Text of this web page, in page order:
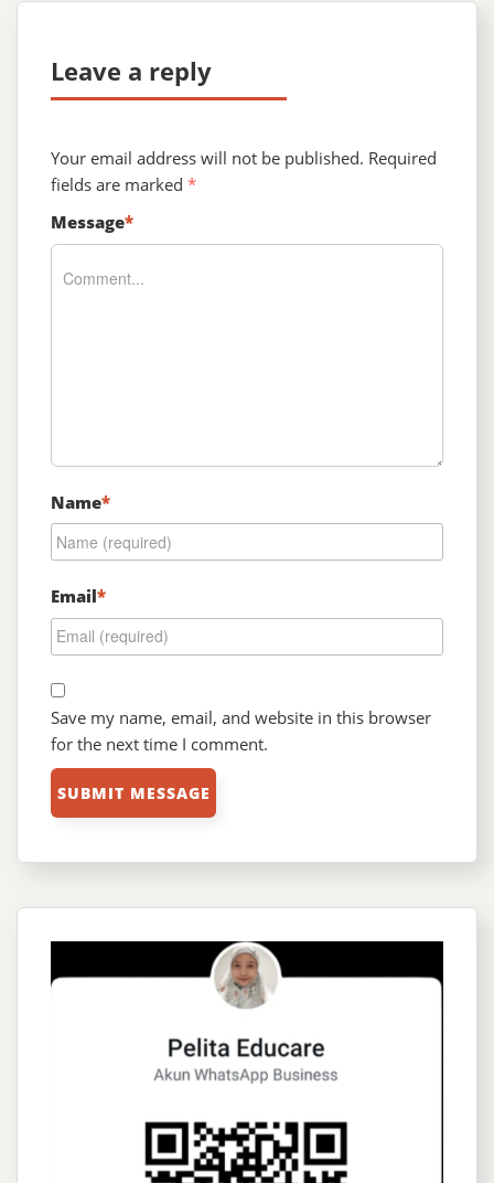
Leave a reply
Your email address will not be published. Required
fields are marked *
Message*
Name*
Email*
Save my name, email, and website in this browser
for the next time I comment.